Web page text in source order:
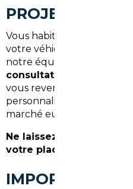
PROJET
Vous habitez Bassens,
votre véhicule sans payer
notre équipe dès
consultation gratuite
vous revenons sous 48 h
personnalisée des
marché européen.
Ne laissez pas un
votre place du prix que
IMPORT DE